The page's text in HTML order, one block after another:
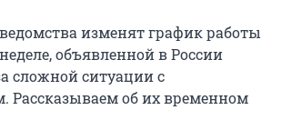
изменят график работы
объявленной в России
сложной ситуации с
Рассказываем об их временном